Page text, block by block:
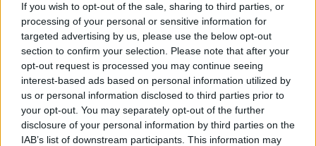
If you wish to opt-out of the sale, sharing to third parties, or
processing of your personal or sensitive information for
targeted advertising by us, please use the below opt-out
section to confirm your selection. Please note that after your
opt-out request is processed you may continue seeing
interest-based ads based on personal information utilized by
us or personal information disclosed to third parties prior to
your opt-out. You may separately opt-out of the further
disclosure of your personal information by third parties on the
IAB’s list of downstream participants. This information may
Τον θάνατο της ανακοίνωσε η
μητέρα της, Ελίζαμπεθ Μόροου,
και ο αδελφός της, Όστιν
Τάουλ, μέσω ενός βίντεο στον
λογαριασμό της στο TikTok την
Τετάρτη
ASTROGIRL
NEWS ROOM ΑΥΓ 07, 2026
Viral η παρουσιάστρια
που αποκοιμήθηκε κατά
τη διάρκεια δελτίου
ειδήσεων